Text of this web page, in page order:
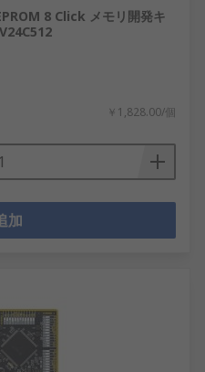
8 Click メモリ開発キ
￥1,828.00/個
加